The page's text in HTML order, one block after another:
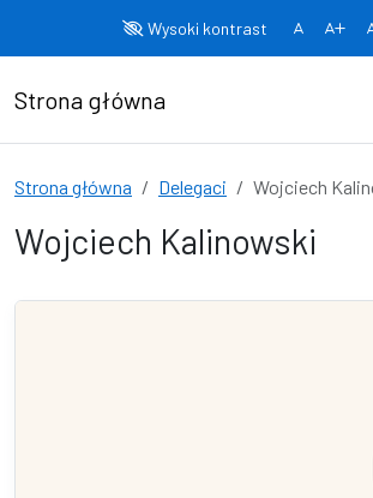
Wysoki kontrast
Strona główna
Strona główna Delegaci Wojciech
Wojciech Kalinowski